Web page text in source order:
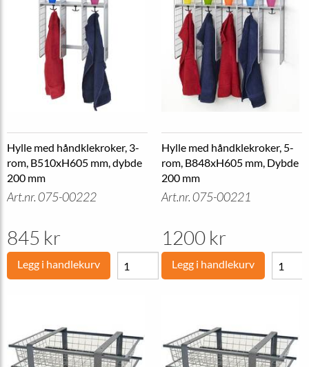
Hylle med håndklekroker, 3-
rom, B510xH605 mm, dybde
200 mm
Art.nr. 075-00222
845 kr
Legg i handlekurv
Hylle med håndklekroker, 5-
rom, B848xH605 mm, Dybde
200 mm
Art.nr. 075-00221
1200 kr
Legg i handlekurv